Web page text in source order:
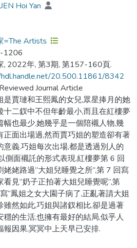
Hoi Yan
=The Artists
1206
, 2022年, 第3期, 第157-160頁.
20.500.11861/8342
Journal Article
是賈璉和王熙鳳的女兒,眾星捧月的她
十二釵中不但年齡最小,而且在紅樓夢
幅也最少,她幾乎是一個陪襯人物,幾
正面出場過,然而賈巧姐的塑造卻有著
意義.巧姐每次出場,都是透過別人的
側面襯託的形式表現.紅樓夢第 6 回
姥姥路過“大姐兒睡覺之所”,第 7 回寫
看見“奶子正拍著大姐兒睡覺呢”,第
“鳳姐之女大園子病了,正亂著請大姐
雖然如此,巧姐與諸釵相比,卻是過著
穩的生活,也擁有最好的結局,似乎人
報因果,冥冥中上天早已安排.